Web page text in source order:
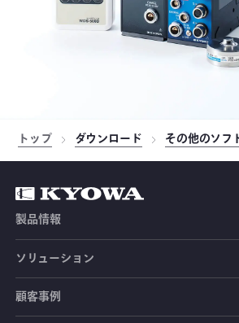
トップ ダウンロード その他のソフ
製品情報
ひずみゲージ
センサ（変換器）
ソリューション
顧客事例